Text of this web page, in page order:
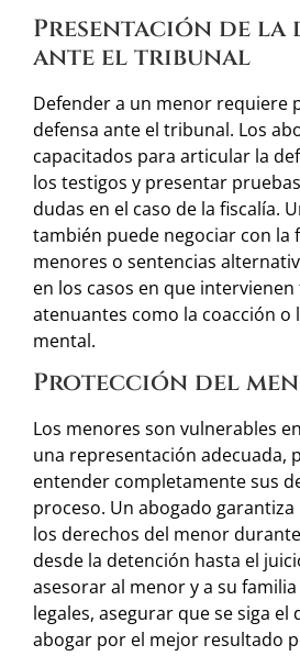
Presentación de la
ante el tribunal
Defender a un menor requiere
defensa ante el tribunal. Los
capacitados para articular la
los testigos y presentar
dudas en el caso de la fiscalía.
también puede negociar con la
menores o sentencias
en los casos en que
atenuantes como la coacción o
mental.
Protección del
Los menores son vulnerables
una representación adecuada,
entender completamente sus
proceso. Un abogado
los derechos del menor
desde la detención hasta el
asesorar al menor y a su
legales, asegurar que se siga el
abogar por el mejor resultado